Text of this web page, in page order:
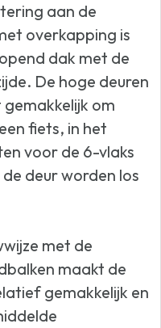
aan de
overkapping is
dak met de
De hoge deuren
om
fiets, in het
voor de 6-vlaks
deur worden los
met de
maakt de
gemakkelijk en